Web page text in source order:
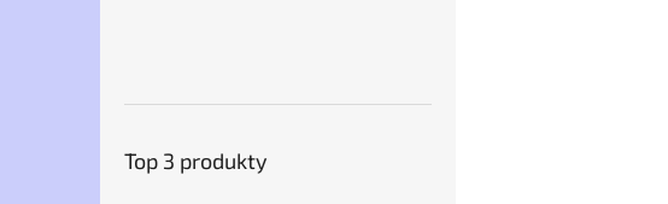
Top 3 produkty